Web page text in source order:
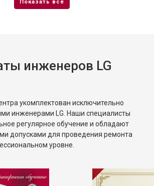
инженеров LG
укомплектован исключительно
инженерами LG. Наши специалисты
регулярное обучение и обладают
допусками для проведения ремонта
уровне.